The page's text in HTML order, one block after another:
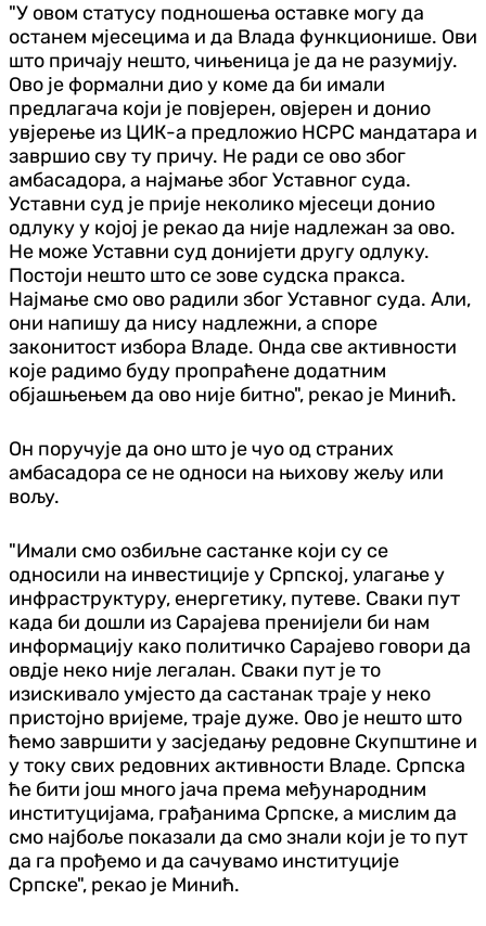
"У овом статусу подношења оставке могу да
останем мјесецима и да Влада функционише. Ови
што причају нешто, чињеница је да не разумију.
Ово је формални дио у коме да би имали
предлагача који је повјерен, овјерен и донио
увјерење из ЦИК-а предложио НСРС мандатара и
завршио сву ту причу. Не ради се ово због
амбасадора, а најмање због Уставног суда.
Уставни суд је прије неколико мјесеци донио
одлуку у којој је рекао да није надлежан за ово.
Не може Уставни суд донијети другу одлуку.
Постоји нешто што се зове судска пракса.
Најмање смо ово радили због Уставног суда. Али,
они напишу да нису надлежни, а споре
законитост избора Владе. Онда све активности
које радимо буду пропраћене додатним
објашњењем да ово није битно", рекао је Минић.
Он поручује да оно што је чуо од страних
амбасадора се не односи на њихову жељу или
вољу.
"Имали смо озбиљне састанке који су се
односили на инвестиције у Српској, улагање у
инфраструктуру, енергетику, путеве. Сваки пут
када би дошли из Сарајева пренијели би нам
информацију како политичко Сарајево говори да
овдје неко није легалан. Сваки пут је то
изискивало умјесто да састанак траје у неко
пристојно вријеме, траје дуже. Ово је нешто што
ћемо завршити у засједању редовне Скупштине и
у току свих редовних активности Владе. Српска
ће бити још много јача према међународним
институцијама, грађанима Српске, а мислим да
смо најбоље показали да смо знали који је то пут
да га прођемо и да сачувамо институције
Српске", рекао је Минић.